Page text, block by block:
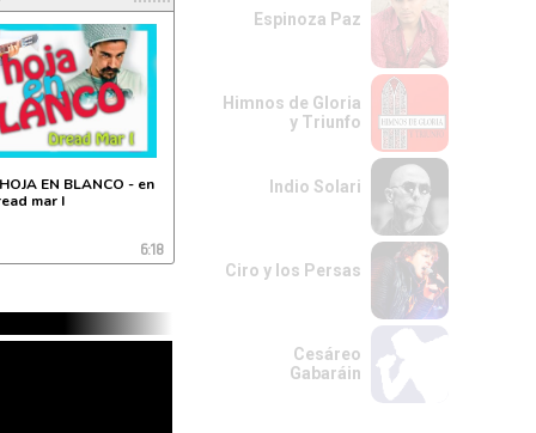
EN BLANCO - en
mar I
6:18
Espinoza Paz
Himnos de Gloria
y Triunfo
Indio Solari
Ciro y los Persas
Cesáreo
Gabaráin